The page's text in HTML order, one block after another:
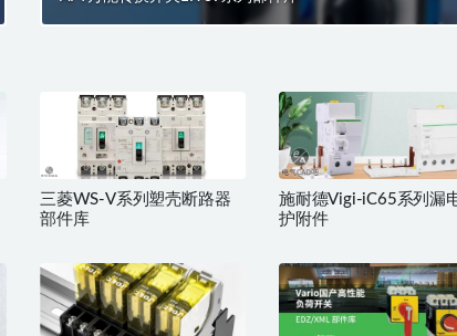
三菱WS-V系列塑壳断路器
部件库
施耐德Vigi-iC65系列漏
护附件